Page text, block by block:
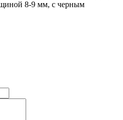
8-9 мм, с черным